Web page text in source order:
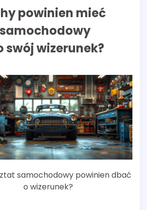
powinien mieć
swój wizerunek?
samochodowy powinien dbać
o wizerunek?